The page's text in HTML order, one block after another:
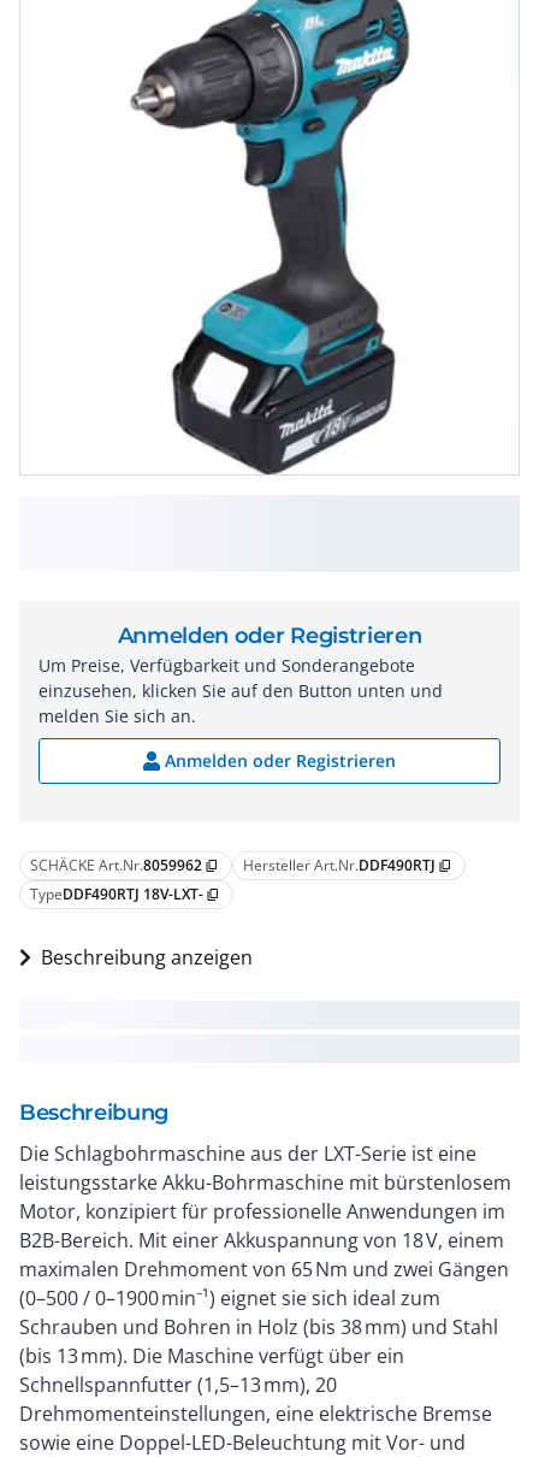
SCHÄCKE Art.Nr.8059962 content_copy Hersteller Art.Nr.DDF490RTJ content_copy
TypeDDF490RTJ 18V-LXT- content_copy
Beschreibung anzeigen
Beschreibung
Die Schlagbohrmaschine aus der LXT-Serie ist eine
leistungsstarke Akku-Bohrmaschine mit bürstenlosem
Motor, konzipiert für professionelle Anwendungen im
B2B-Bereich. Mit einer Akkuspannung von 18 V, einem
maximalen Drehmoment von 65 Nm und zwei Gängen
(0–500 / 0–1900 min⁻¹) eignet sie sich ideal zum
Schrauben und Bohren in Holz (bis 38 mm) und Stahl
(bis 13 mm). Die Maschine verfügt über ein
Schnellspannfutter (1,5–13 mm), 20
Drehmomenteinstellungen, eine elektrische Bremse
sowie eine Doppel-LED-Beleuchtung mit Vor- und
Anmelden oder Registrieren
Um Preise, Verfügbarkeit und Sonderangebote
einzusehen, klicken Sie auf den Button unten und
melden Sie sich an.
Anmelden oder Registrieren